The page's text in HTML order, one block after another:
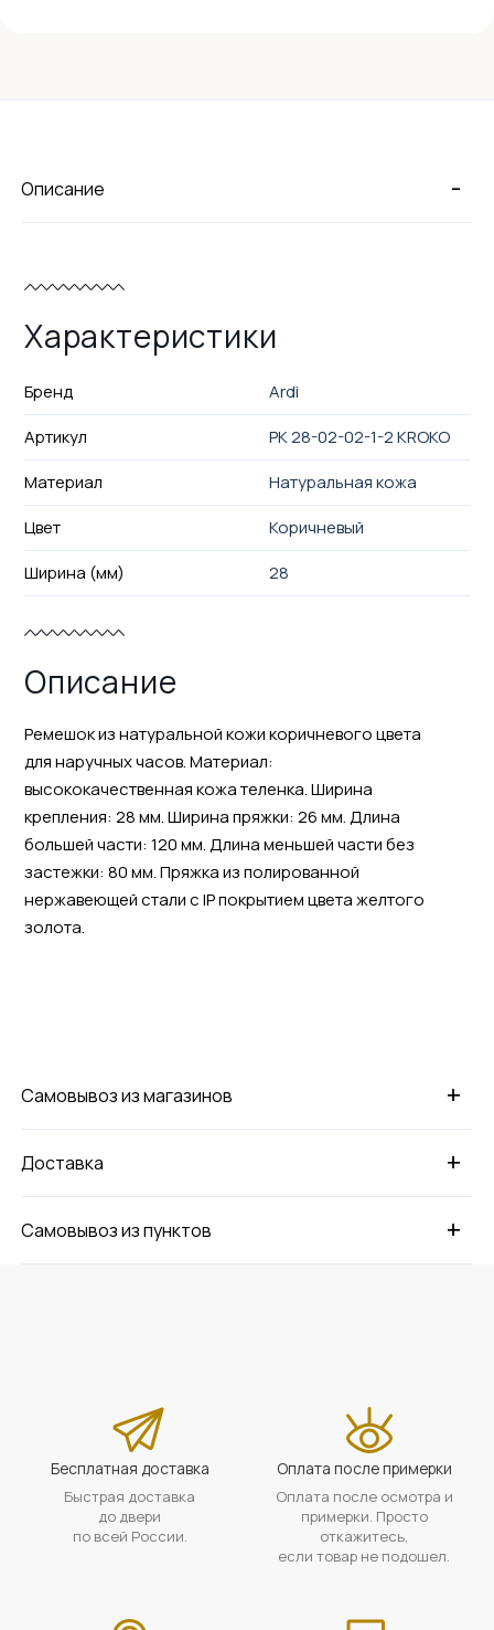
-
Описание
Характеристики
Бренд
Ardi
Артикул
РК 28-02-02-1-2 KROKO
Материал
Натуральная кожа
Цвет
Коричневый
Ширина (мм)
28
Описание
Ремешок из натуральной кожи коричневого цвета
для наручных часов. Материал:
высококачественная кожа теленка. Ширина
крепления: 28 мм. Ширина пряжки: 26 мм. Длина
большей части: 120 мм. Длина меньшей части без
застежки: 80 мм. Пряжка из полированной
нержавеющей стали с IP покрытием цвета желтого
золота.
+
Самовывоз из магазинов
+
Доставка
+
Самовывоз из пунктов
Бесплатная доставка
Быстрая доставка
до двери
по всей России.
Оплата после примерки
Оплата после осмотра и
примерки. Просто
откажитесь,
если товар не подошел.